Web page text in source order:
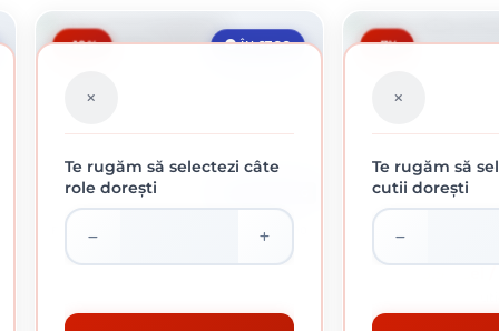
ÎN STOC
-10%
FOLIE TERMOIZOLANTA TRANSPARENTA 4200
Te rugăm să selectezi câte
role dorești
-7%
Te rugăm să
cutii dorești